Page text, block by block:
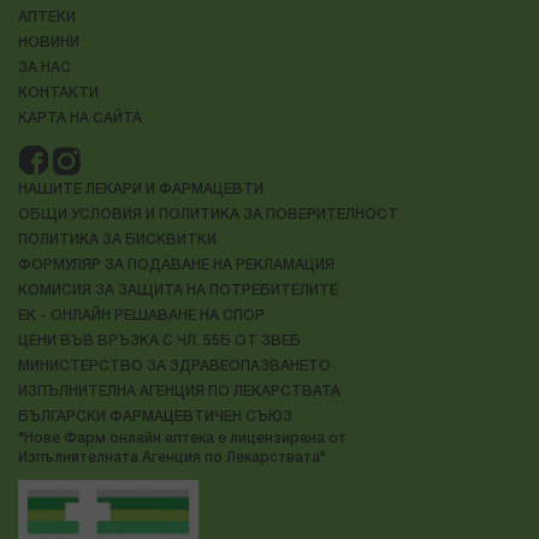
Нове Фарм
В Aptekanove.bg държим на качеството и проверените
марки.
продукти на световноизвестни и доказали се брандове
от следните категории:
Козметика : Смеем да твърдим, че това е най-
силната ни страна - козметиката! Истински се
вълнуваме от нея и именно това ни мотивира винаги
да сме добре заредени с най-качествените
кремове, лосиони, грижа за лице, коса и кожа,
гримове, устна хигиена и още хиляди артикули в
нашата е-аптека, на които редовно правим
промоции с повод и без повод.
Хранителни добавки:Грижата за здравето на
цялото семейство е нелека и отговорна задача. Ние
проверени био храни и хранителни добавки. Горди
АПТЕКИ
НОВИНИ
ЗА НАС
КОНТАКТИ
КАРТА НА САЙТА
НАШИТЕ ЛЕКАРИ И ФАРМАЦЕВТИ
ОБЩИ УСЛОВИЯ И ПОЛИТИКА ЗА ПОВЕРИТЕЛНОСТ
ПОЛИТИКА ЗА БИСКВИТКИ
ФОРМУЛЯР ЗА ПОДАВАНЕ НА РЕКЛАМАЦИЯ
КОМИСИЯ ЗА ЗАЩИТА НА ПОТРЕБИТЕЛИТЕ
ЕК - ОНЛАЙН РЕШАВАНЕ НА СПОР
ЦЕНИ ВЪВ ВРЪЗКА С ЧЛ. 55Б ОТ ЗВЕБ
МИНИСТЕРСТВО ЗА ЗДРАВЕОПАЗВАНЕТО
ИЗПЪЛНИТЕЛНА АГЕНЦИЯ ПО ЛЕКАРСТВАТА
БЪЛГАРСКИ ФАРМАЦЕВТИЧЕН СЪЮЗ
"Нове Фарм онлайн аптека е лицензирана от
Изпълнителната Агенция по Лекарствата"